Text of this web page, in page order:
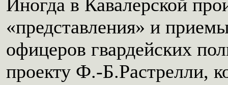
Иногда в Кавалерской
«представления» и
офицеров гвардейских
проекту Ф.-Б.Растрелли,